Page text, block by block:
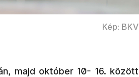
Kép: BKV
majd október 10- 16. között